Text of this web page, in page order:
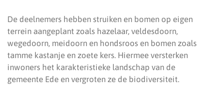
De deelnemers hebben struiken en bomen op eigen
terrein aangeplant zoals hazelaar, veldesdoorn,
wegedoorn, meidoorn en hondsroos en bomen zoals
tamme kastanje en zoete kers. Hiermee versterken
inwoners het karakteristieke landschap van de
gemeente Ede en vergroten ze de biodiversiteit.